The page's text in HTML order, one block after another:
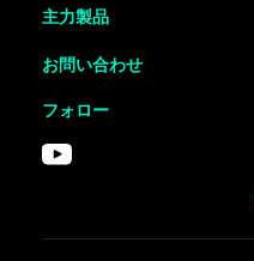
主力製品
お問い合わせ
フォロー